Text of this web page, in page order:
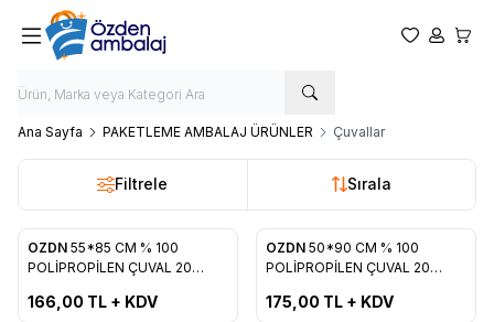
Favorilerim
Hesabım
Ana Sayfa PAKETLEME AMBALAJ ÜRÜNLER Çuvallar
Filtrele Sırala
Favorilere Ekle
OZDN 55*85 CM % 100
POLİPROPİLEN ÇUVAL 20
166,00 TL + KDV
Yeni
Favorilere Ekle
OZDN 50*90 CM % 100
POLİPROPİLEN ÇUVAL 20
175,00 TL + KDV